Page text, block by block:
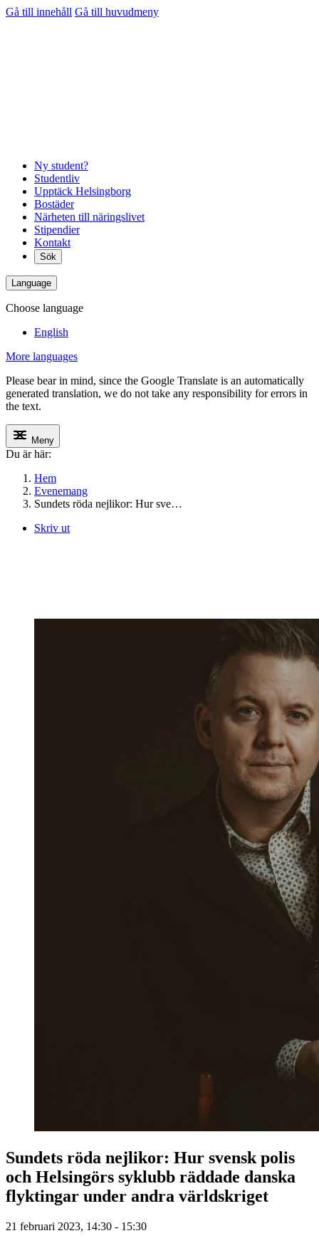
Gå till innehåll Gå till huvudmeny
Ny student?
Studentliv
Upptäck Helsingborg
Bostäder
Närheten till näringslivet
Stipendier
Kontakt
Sök
Language
Choose language
English
More languages
Please bear in mind, since the Google Translate is an automatically
generated translation, we do not take any responsibility for errors in
the text.
Meny
Du är här:
Hem
Evenemang
Sundets röda nejlikor: Hur sve…
Skriv ut
Sundets röda nejlikor: Hur svensk polis
och Helsingörs syklubb räddade danska
flyktingar under andra världskriget
21 februari 2023, 14:30 - 15:30